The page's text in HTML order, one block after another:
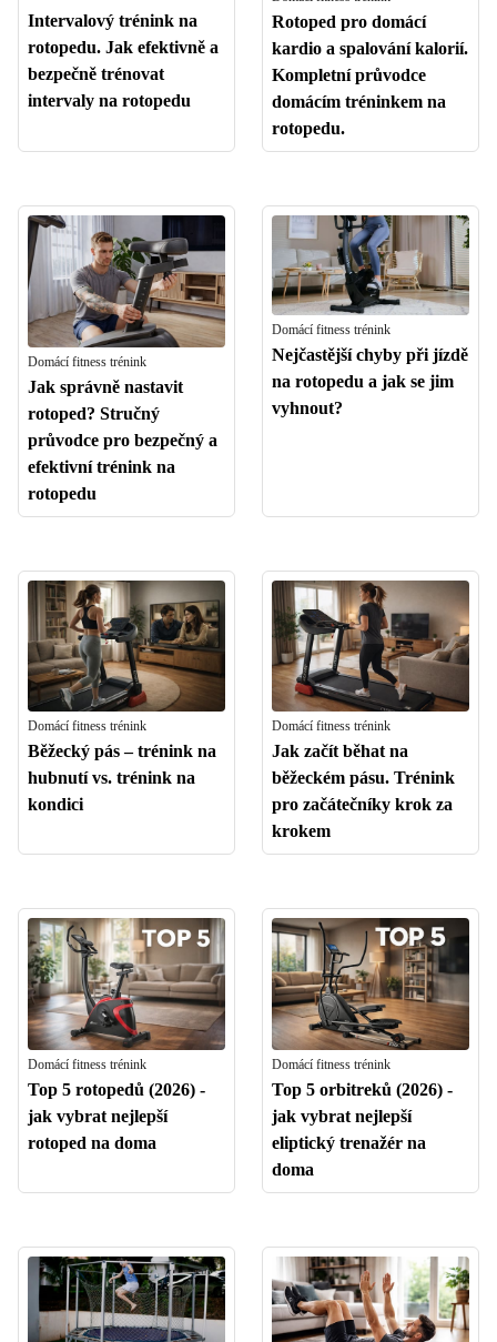
Intervalový trénink na
rotopedu. Jak efektivně a
bezpečně trénovat
intervaly na rotopedu
Rotoped pro domácí
kardio a spalování kalorií.
Kompletní průvodce
domácím tréninkem na
rotopedu.
Domácí fitness trénink
Jak správně nastavit
rotoped? Stručný
průvodce pro bezpečný a
efektivní trénink na
rotopedu
Domácí fitness trénink
Nejčastější chyby při jízdě
na rotopedu a jak se jim
vyhnout?
Domácí fitness trénink
Běžecký pás – trénink na
hubnutí vs. trénink na
kondici
Domácí fitness trénink
Jak začít běhat na
běžeckém pásu. Trénink
pro začátečníky krok za
krokem
Domácí fitness trénink
Top 5 rotopedů (2026) -
jak vybrat nejlepší
rotoped na doma
Domácí fitness trénink
Top 5 orbitreků (2026) -
jak vybrat nejlepší
eliptický trenažér na
doma